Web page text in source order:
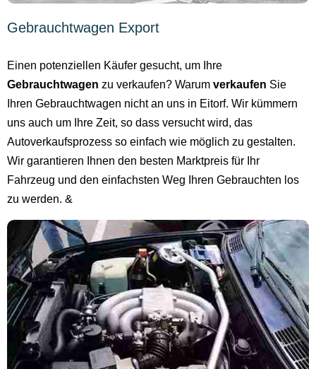
Gebrauchtwagen Export
Einen potenziellen Käufer gesucht, um Ihre
Gebrauchtwagen zu verkaufen? Warum verkaufen Sie
Ihren Gebrauchtwagen nicht an uns in Eitorf. Wir kümmern
uns auch um Ihre Zeit, so dass versucht wird, das
Autoverkaufsprozess so einfach wie möglich zu gestalten.
Wir garantieren Ihnen den besten Marktpreis für Ihr
Fahrzeug und den einfachsten Weg Ihren Gebrauchten los
zu werden. &